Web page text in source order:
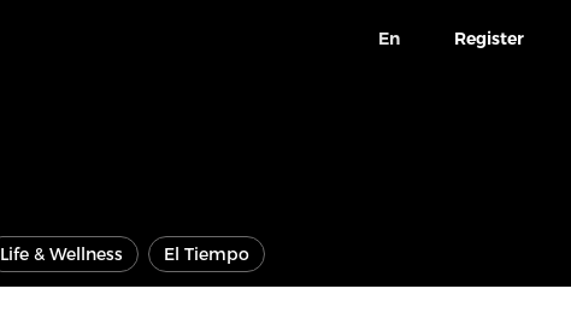
En Register
Life & Wellness El Tiempo